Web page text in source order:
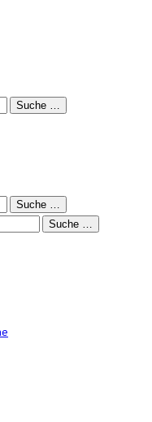
Suche …
Suche …
Suche …